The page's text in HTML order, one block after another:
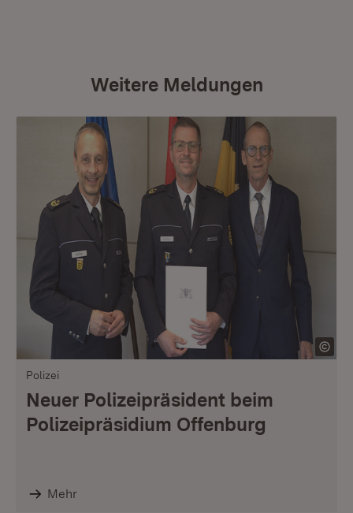
Weitere Meldungen
Polizei
Neuer Polizeipräsident beim
Polizeipräsidium Offenburg
Mehr